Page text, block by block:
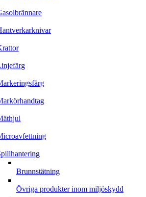
Brunnstätning
Övriga produkter inom miljöskydd